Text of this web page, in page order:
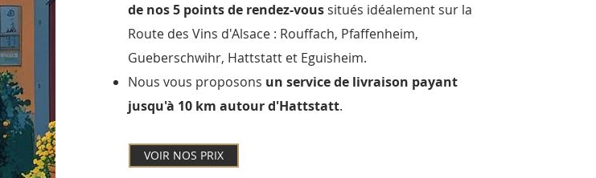
de nos 5 points de rendez-vous situés idéalement sur la
Route des Vins d'Alsace : Rouffach, Pfaffenheim,
Gueberschwihr, Hattstatt et Eguisheim.
Nous vous proposons un service de livraison payant
jusqu'à 10 km autour d'Hattstatt.
VOIR NOS PRIX